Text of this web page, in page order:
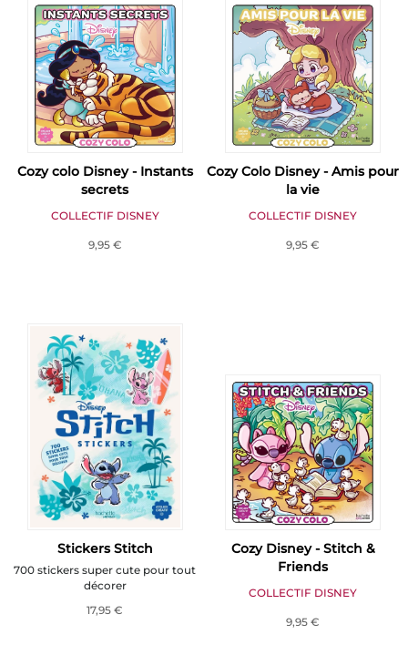
Cozy colo Disney - Instants
secrets
COLLECTIF DISNEY
9,95 €
Cozy Colo Disney - Amis pour
la vie
COLLECTIF DISNEY
9,95 €
Stickers Stitch
700 stickers super cute pour tout
décorer
17,95 €
Cozy Disney - Stitch &
Friends
COLLECTIF DISNEY
9,95 €